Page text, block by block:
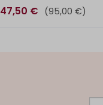
47,50 € (95,00 €)